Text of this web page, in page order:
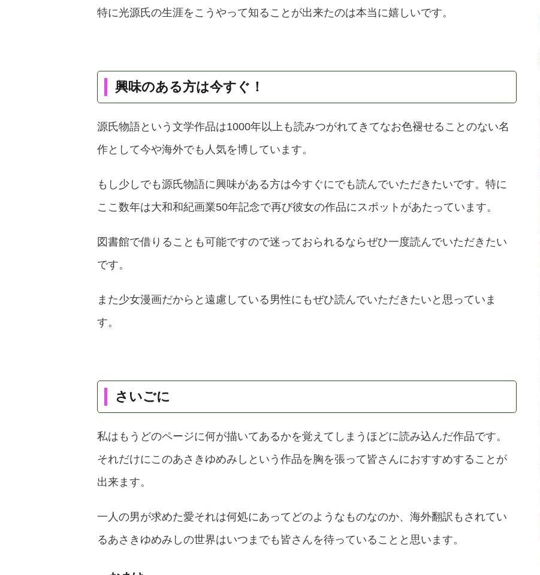
特に光源氏の生涯をこうやって知ることが出来たのは本当に嬉しいです。
興味のある方は今すぐ！
源氏物語という文学作品は1000年以上も読みつがれてきてなお色褪せることのない名
作として今や海外でも人気を博しています。
もし少しでも源氏物語に興味がある方は今すぐにでも読んでいただきたいです。特に
ここ数年は大和和紀画業50年記念で再び彼女の作品にスポットがあたっています。
図書館で借りることも可能ですので迷っておられるならぜひ一度読んでいただきたい
です。
また少女漫画だからと遠慮している男性にもぜひ読んでいただきたいと思っていま
す。
さいごに
私はもうどのページに何が描いてあるかを覚えてしまうほどに読み込んだ作品です。
それだけにこのあさきゆめみしという作品を胸を張って皆さんにおすすめすることが
出来ます。
一人の男が求めた愛それは何処にあってどのようなものなのか、海外翻訳もされてい
るあさきゆめみしの世界はいつまでも皆さんを待っていることと思います。